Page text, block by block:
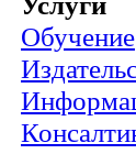
Обучение